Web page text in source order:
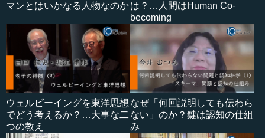
マンとはいかなる人物なのかは？…人間はHuman Co-
becoming
ウェルビーイングを東洋思想
でどう考えるか？…大事な二
つの教え
なぜ「何回説明しても伝わら
ない」のか？鍵は認知の仕組
み